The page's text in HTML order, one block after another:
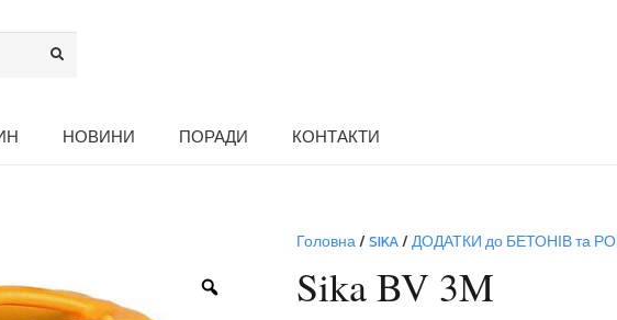
НОВИНИ ПОРАДИ КОНТАКТИ
Головна/ SIKA/ ДОДАТКИ до БЕТОНІВ та
Sika BV 3M